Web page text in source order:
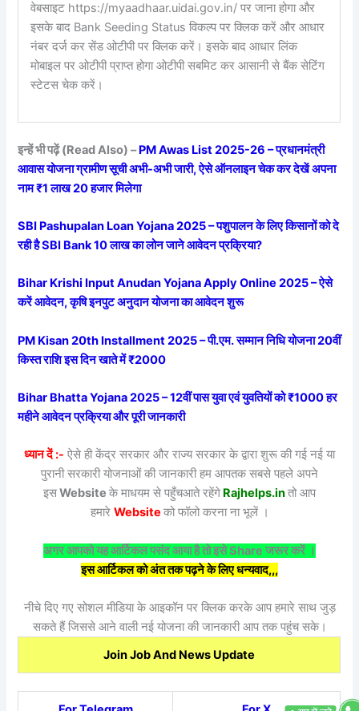
वेबसाइट https://myaadhaar.uidai.gov.in/ पर जाना होगा और
इसके बाद Bank Seeding Status विकल्प पर क्लिक करें और आधार
नंबर दर्ज कर सेंड ओटीपी पर क्लिक करें। इसके बाद आधार लिंक
मोबाइल पर ओटीपी प्राप्त होगा ओटीपी सबमिट कर आसानी से बैंक सेटिंग
स्टेटस चेक करें।
इन्हें भी पढ़ें (Read Also) –PM Awas List 2025-26 – प्रधानमंत्री
आवास योजना ग्रामीण सूची अभी-अभी जारी, ऐसे ऑनलाइन चेक कर देखें अपना
नाम ₹1 लाख 20 हजार मिलेगा
SBI Pashupalan Loan Yojana 2025 – पशुपालन के लिए किसानों को दे
रही है SBI Bank 10 लाख का लोन जाने आवेदन प्रक्रिया?
Bihar Krishi Input Anudan Yojana Apply Online 2025 – ऐसे
करें आवेदन, कृषि इनपुट अनुदान योजना का आवेदन शुरू
PM Kisan 20th Installment 2025 – पी.एम. सम्मान निधि योजना 20वीं
किस्त राशि इस दिन खाते में ₹2000
Bihar Bhatta Yojana 2025 – 12वीं पास युवा एवं युवतियों को ₹1000 हर
महीने आवेदन प्रक्रिया और पूरी जानकारी
ध्यान दें :- ऐसे ही केंद्र सरकार और राज्य सरकार के द्वारा शुरू की गई नई या
पुरानी सरकारी योजनाओं की जानकारी हम आपतक सबसे पहले अपने
इसWebsite के माधयम से पहुँचआते रहेंगे Rajhelps.inतो आप
हमारे Website को फॉलो करना ना भूलें ।
अगर आपको यह आर्टिकल पसंद आया है तो इसे Share जरूर करें ।
इस आर्टिकल को अंत तक पढ़ने के लिए धन्यवाद,,,
नीचे दिए गए सोशल मीडिया के आइकॉन पर क्लिक करके आप हमारे साथ जुड़
सकते हैं जिससे आने वाली नई योजना की जानकारी आप तक पहुंच सके।
Join Job And News Update